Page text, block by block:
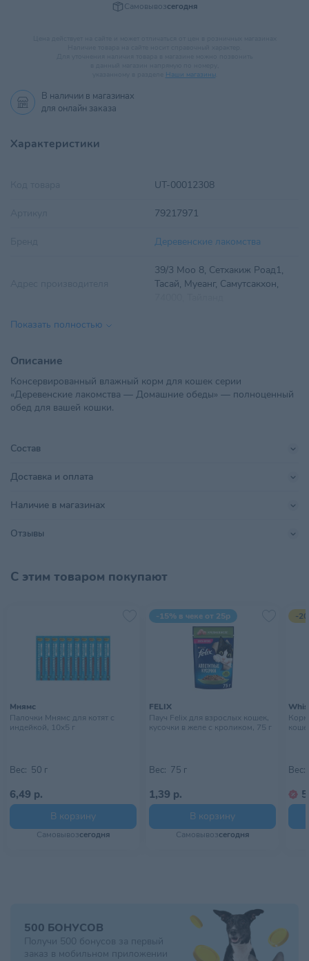
Самовывозсегодня
Наши магазины.
В наличии в магазинах
для онлайн заказа
Характеристики
UT-00012308
79217971
Деревенские лакомства
39/3 Моо 8, Сетхакиж Роад1,
Тасай, Муеанг, Самутсакхон,
Вес
Вид корма
Вкус Тунец, Краб
Возраст питомца
Импортер в РБ
Производитель
Кошки
Тип упаковки
Хранить от 0 до + 25 градусов,
в местах, недоступных для
детей и домашних животных.
Показать полностью
Описание
Консервированный влажный корм для кошек серии
«Деревенские лакомства — Домашние обеды» — полноценный
обед для вашей кошки.
Состав
Доставка и оплата
Наличие в магазинах
Отзывы
С этим товаром покупают
Мнямс
Палочки Мнямс для котят с
индейкой, 10х5 г
Вес: 50 г
6,49 р.
В корзину
Самовывозсегодня
-15% в чеке от 25р
FELIX
Пауч Felix для взрослых кошек,
кусочки в желе с кроликом, 75 г
Вес: 75 г
1,39 р.
В корзину
Самовывозсегодня
-
Вес:
500 БОНУСОВ
Получи 500 бонусов за первый
заказ в мобильном приложении